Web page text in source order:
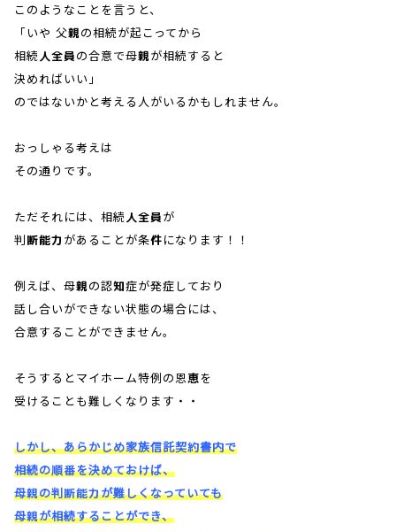
このようなことを言うと、
「いや 父親の相続が起こってから
相続人全員の合意で母親が相続すると
決めればいい」
のではないかと考える人がいるかもしれません。
おっしゃる考えは
その通りです。
ただそれには、相続人全員が
判断能力があることが条件になります！！
例えば、母親の認知症が発症しており
話し合いができない状態の場合には、
合意することができません。
そうするとマイホーム特例の恩恵を
受けることも難しくなります・・
しかし、あらかじめ家族信託契約書内で
相続の順番を決めておけば、
母親の判断能力が難しくなっていても
母親が相続することができ、